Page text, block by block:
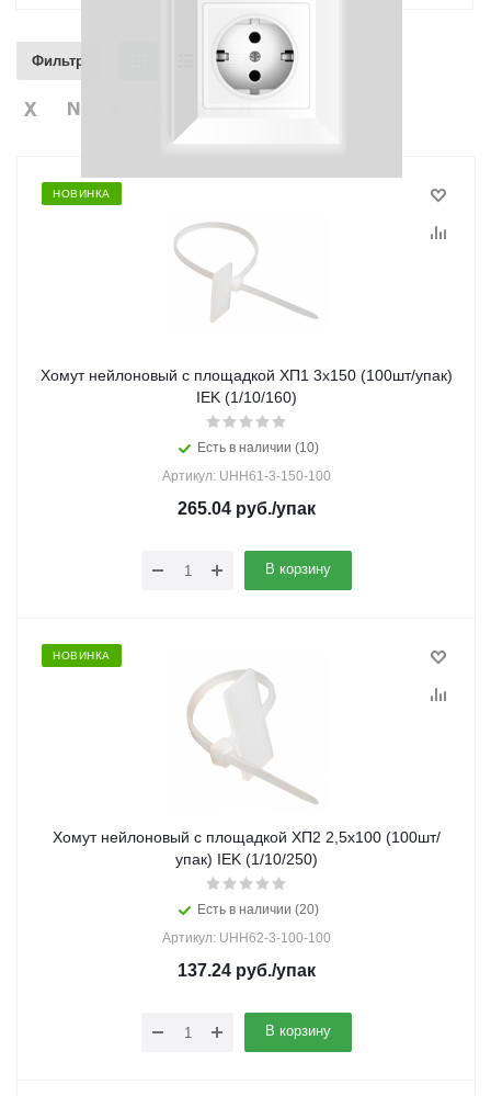
Фильтр
НОВИНКА
Хомут нейлоновый с площадкой ХП1 3х150 (100шт/упак)
IEK (1/10/160)
Есть в наличии (10)
Артикул: UHH61-3-150-100
265.04 руб./упак
В корзину
НОВИНКА
Хомут нейлоновый с площадкой ХП2 2,5х100 (100шт/
упак) IEK (1/10/250)
Есть в наличии (20)
Артикул: UHH62-3-100-100
137.24 руб./упак
В корзину